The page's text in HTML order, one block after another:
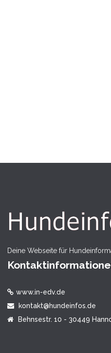
Deine Webseite für
www.in-edv.de
kontakt@hundeinfos.de
Behnsestr. 10 - 30449